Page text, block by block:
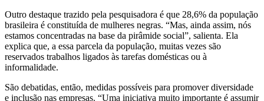
Outro destaque trazido pela pesquisadora é que 28,6% da população
brasileira é constituída de mulheres negras. “Mas, ainda assim, nós
estamos concentradas na base da pirâmide social”, salienta. Ela
explica que, a essa parcela da população, muitas vezes são
reservados trabalhos ligados às tarefas domésticas ou à
informalidade.
São debatidas, então, medidas possíveis para promover diversidade
e inclusão nas empresas. “Uma iniciativa muito importante é assumir